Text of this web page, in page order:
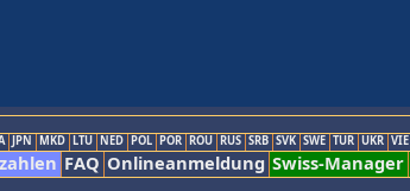
JPN MKD LTU NED POL POR ROU RUS SRB SVK SWE TUR UKR VIE
FAQ Onlineanmeldung Swiss-Manager